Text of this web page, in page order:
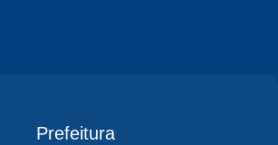
Prefeitura